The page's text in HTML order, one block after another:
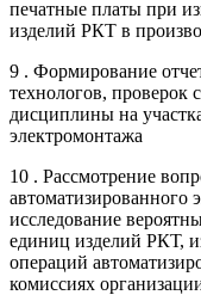
печатные платы при
изделий РКТ в
9 . Формирование
технологов, проверок
дисциплины на
электромонтажа
10 . Рассмотрение
автоматизированного
исследование
единиц изделий РКТ,
операций
комиссиях